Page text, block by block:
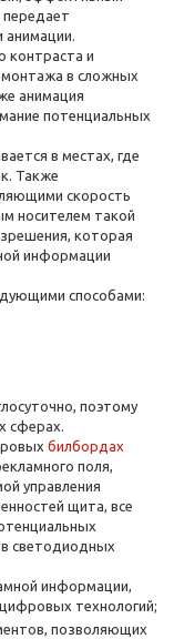
анимации.
контраста и
в сложных
анимация
потенциальных
в местах, где
Также
скорость
носителем такой
которая
информации
способами:
поэтому
сферах.
билбордах
поля,
управления
щита, все
светодиодных
информации,
технологий;
позволяющих